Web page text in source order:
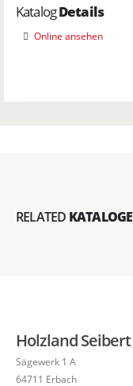
KatalogDetails
Online ansehen
RELATED KATALOGE
Holzland Seibert
Sägewerk 1 A
64711 Erbach